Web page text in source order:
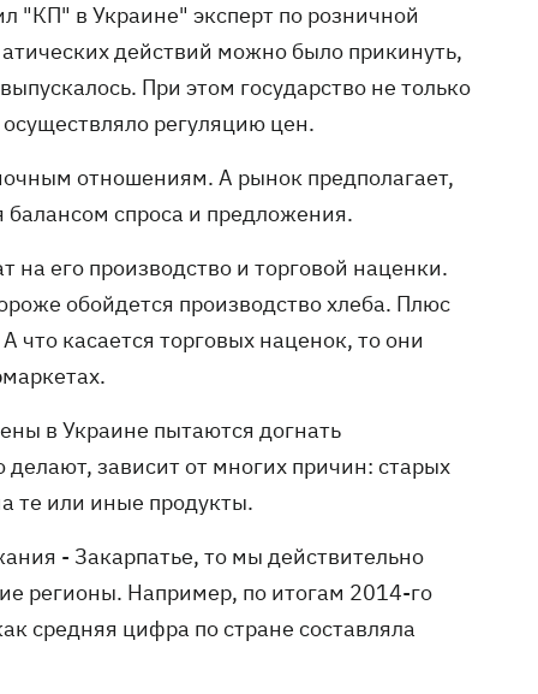
"КП" в Украине" эксперт по розничной
действий можно было прикинуть,
При этом государство не только
регуляцию цен.
отношениям. А рынок предполагает,
балансом спроса и предложения.
на его производство и торговой наценки.
обойдется производство хлеба. Плюс
что касается торговых наценок, то они
в Украине пытаются догнать
зависит от многих причин: старых
те или иные продукты.
- Закарпатье, то мы действительно
регионы. Например, по итогам 2014-го
средняя цифра по стране составляла